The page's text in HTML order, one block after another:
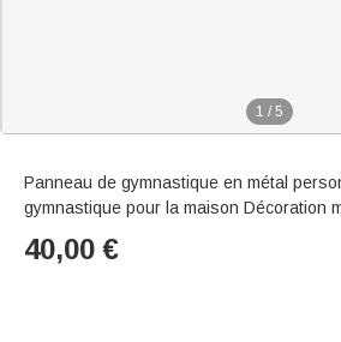
1 / 5
Panneau de gymnastique en métal
gymnastique pour la maison Décoration
40,00 €